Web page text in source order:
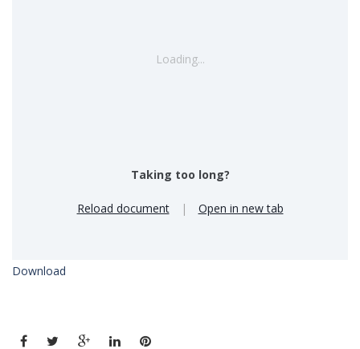
Loading...
Taking too long?
Reload document | Open in new tab
Download